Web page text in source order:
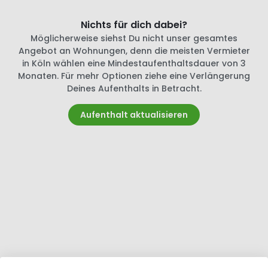
Nichts für dich dabei?
Möglicherweise siehst Du nicht unser gesamtes
Angebot an Wohnungen, denn die meisten Vermieter
in Köln wählen eine Mindestaufenthaltsdauer von 3
Monaten. Für mehr Optionen ziehe eine Verlängerung
Deines Aufenthalts in Betracht.
Aufenthalt aktualisieren